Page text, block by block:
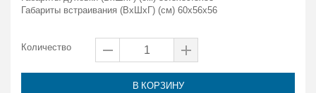
Габариты встраивания (ВxШxГ) (см) 60x56x56
Количество
В КОРЗИНУ